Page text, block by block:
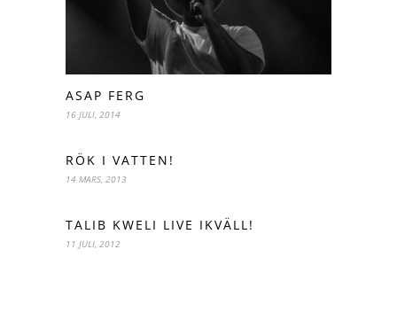
ASAP FERG
16 JULI, 2014
RÖK I VATTEN!
14 MARS, 2013
TALIB KWELI LIVE IKVÄLL!
11 JULI, 2012